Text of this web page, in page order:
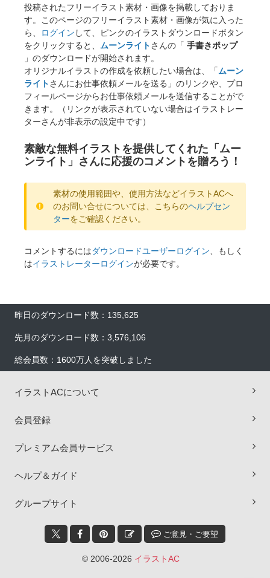
投稿されたフリーイラスト素材・画像を掲載しておりま
す。このページのフリーイラスト素材・画像が気に入った
ら、
ログイン して、ピンクのイラストダウンロードボタン
をクリックすると、 ムーンライトさんの「 手書きポップ
」のダウンロードが開始されます。
オリジナルイラストの作成を依頼したい場合は、「ムーン
ライトさんにお仕事依頼メールを送る」のリンクや、プロ
フィールページからお仕事依頼メールを送信することがで
きます。（リンクが表示されていない場合はイラストレー
ターさんが非表示の設定中です）
素敵な無料イラストを提供してくれた「ムー
ンライト」さんに応援のコメントを贈ろう！
素材の使用範囲や、使用方法などイラストACへ
のお問い合せについては、こちらのヘルプセン
ターをご確認ください。
コメントするにはダウンロードユーザーログイン 、もしく
はイラストレーターログインが必要です。
昨日のダウンロード数：135,625
先月のダウンロード数：3,576,106
総会員数：1600万人を突破しました
イラストACについて
会員登録
プレミアム会員サービス
ヘルプ＆ガイド
グループサイト
ご意見・ご要望
© 2006-2026 イラストAC